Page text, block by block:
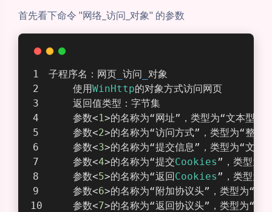
首先看下命令 "网络_访问_对象" 的参数
子程序名：网页 访问 对象
    使用
WinHttp的对象方式访问网页
    返回值类型：字节集
    参数<
1>的名称为“网址”，类型为“文本型
    参数<
2>的名称为“访问方式”，类型为“整数
    参数<
3>的名称为“提交信息”，类型为“文本
    参数<
4>的名称为“提交Cookies”，类型为“
    参数<
5>的名称为“返回Cookies”，类型为“
    参数<
6>的名称为“附加协议头”，类型为“文
    参数<
7>的名称为“返回协议头”，类型为“文